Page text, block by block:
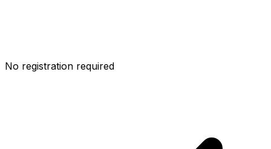
No registration required